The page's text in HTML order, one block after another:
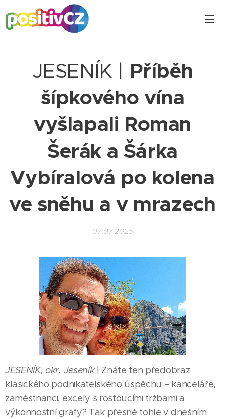
JESENÍK | Příběh
šípkového vína
vyšlapali Roman
Šerák a Šárka
Vybíralová po kolena
ve sněhu a v mrazech
07.07.2025
JESENÍK, okr. Jeseník
| Znáte ten předobraz
klasického podnikatelského úspěchu – kanceláře,
zaměstnanci, excely s rostoucími tržbami a
výkonnostní grafy? Tak přesně tohle v dnešním